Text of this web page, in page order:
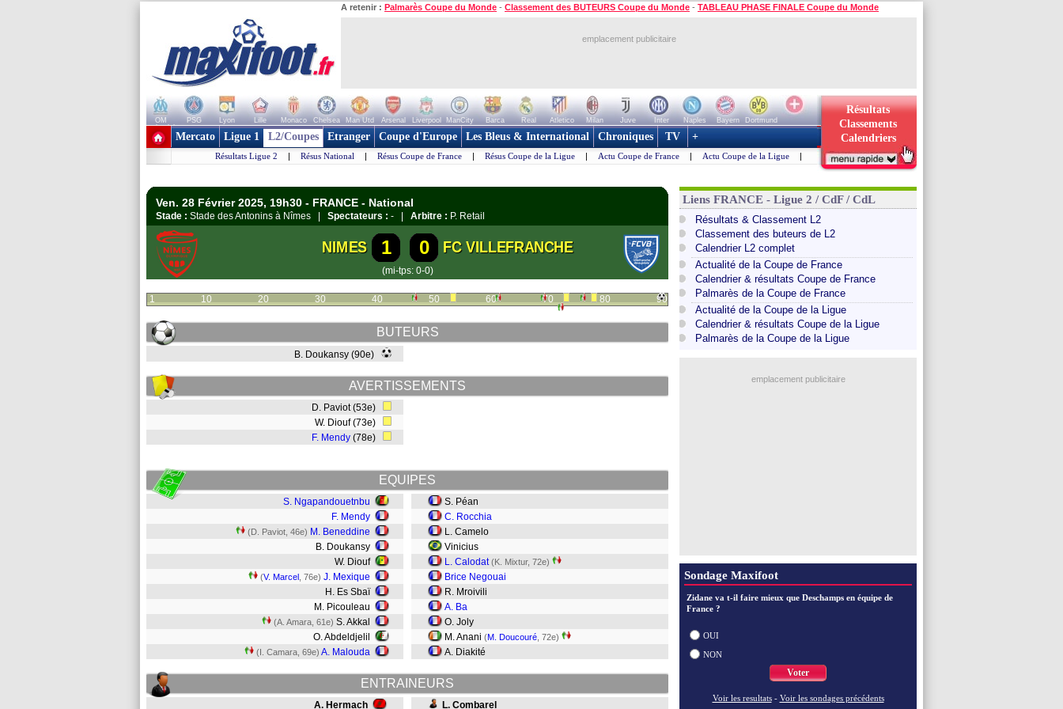
A retenir : Palmarès Coupe du Monde - Classement des BUTEURS Coupe du Monde - TABLEAU PHASE FINALE Coupe du Monde
emplacement publicitaire
OM PSG Lyon Lille Monaco Chelsea Man Utd Arsenal Liverpool ManCity Barca Real Atletico Milan Juve Inter Naples Bayern
Dortmund
+ de clubs
Résultats
Classements
Calendriers
Mercato Ligue 1 L2/Coupes Etranger Coupe d'Europe Les Bleus & International Chroniques TV +
Résultats Ligue 2 | Résus National | Résus Coupe de France | Résus Coupe de la Ligue | Actu Coupe de France | Actu Coupe de la Ligue |
Ven. 28 Février 2025, 19h30 - FRANCE - National
Stade : Stade des Antonins à Nîmes | Spectateurs : - | Arbitre : P. Retail
NIMES 1 0 FC VILLEFRANCHE
(mi-tps: 0-0)
1 10 20 30 40 50 60 70 80 90
BUTEURS
B. Doukansy (90e)
AVERTISSEMENTS
D. Paviot (53e)
W. Diouf (73e)
F. Mendy (78e)
EQUIPES
S. Ngapandouetnbu
F. Mendy
(D. Paviot, 46e) M. Beneddine
B. Doukansy
W. Diouf
(V. Marcel , 76e) J. Mexique
H. Es Sbaï
M. Picouleau
(A. Amara, 61e) S. Akkal
O. Abdeldjelil
(I. Camara, 69e) A. Malouda
S. Péan
C. Rocchia
L. Camelo
Vinicius
L. Calodat (K. Mixtur, 72e)
Brice Negouai
R. Mroivili
A. Ba
O. Joly
M. Anani (M. Doucouré , 72e)
A. Diakité
ENTRAINEURS
A. Hermach L. Combarel
Liens FRANCE - Ligue 2 / CdF / CdL
Résultats & Classement L2
Classement des buteurs de L2
Calendrier L2 complet
Actualité de la Coupe de France
Calendrier & résultats Coupe de France
Palmarès de la Coupe de France
Actualité de la Coupe de la Ligue
Calendrier & résultats Coupe de la Ligue
Palmarès de la Coupe de la Ligue
emplacement publicitaire
Sondage Maxifoot
Zidane va t-il faire mieux que Deschamps en équipe de
France ?
OUI
NON
Voter
Voir les resultats - Voir les sondages précédents